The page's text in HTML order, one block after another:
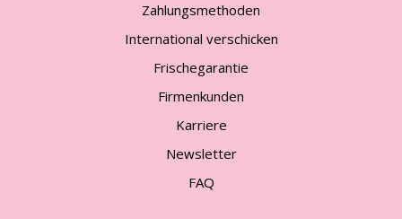
Zahlungsmethoden
International verschicken
Frischegarantie
Firmenkunden
Karriere
Newsletter
FAQ